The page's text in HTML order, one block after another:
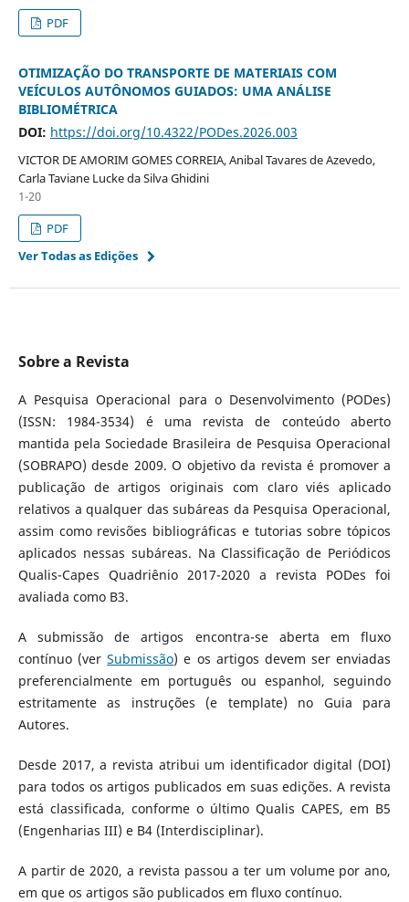
PDF
OTIMIZAÇÃO DO TRANSPORTE DE MATERIAIS COM
VEÍCULOS AUTÔNOMOS GUIADOS: UMA ANÁLISE
BIBLIOMÉTRICA
DOI: https://doi.org/10.4322/PODes.2026.003
VICTOR DE AMORIM GOMES CORREIA, Anibal Tavares de Azevedo,
Carla Taviane Lucke da Silva Ghidini
1-20
PDF
Ver Todas as Edições
Sobre a Revista
A Pesquisa Operacional para o Desenvolvimento (PODes)
(ISSN: 1984-3534) é uma revista de conteúdo aberto
mantida pela Sociedade Brasileira de Pesquisa Operacional
(SOBRAPO) desde 2009. O objetivo da revista é promover a
publicação de artigos originais com claro viés aplicado
relativos a qualquer das subáreas da Pesquisa Operacional,
assim como revisões bibliográficas e tutorias sobre tópicos
aplicados nessas subáreas. Na Classificação de Periódicos
Qualis-Capes Quadriênio 2017-2020 a revista PODes foi
avaliada como B3.
A submissão de artigos encontra-se aberta em fluxo
contínuo (verSubmissão) e os artigos devem ser enviadas
preferencialmente em português ou espanhol, seguindo
estritamente as instruções (e template) no Guia para
Autores.
Desde 2017, a revista atribui um identificador digital (DOI)
para todos os artigos publicados em suas edições. A revista
está classificada, conforme o último Qualis CAPES, em B5
(Engenharias III) e B4 (Interdisciplinar).
A partir de 2020, a revista passou a ter um volume por ano,
em que os artigos são publicados em fluxo contínuo.